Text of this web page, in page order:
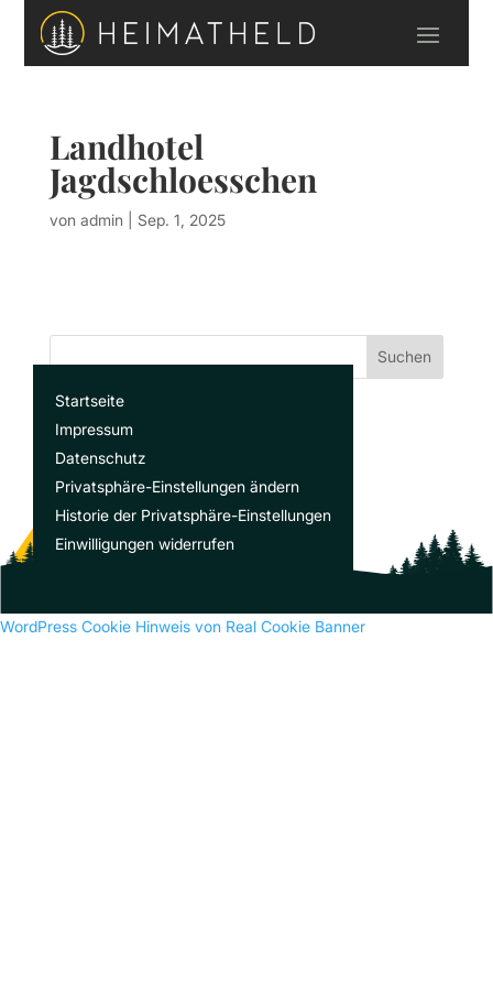
Landhotel
Jagdschloesschen
von admin Sep. 1, 2025
Suchen
Recent Posts
Recent Comments
Es sind keine Kommentare vorhanden.
Startseite
Impressum
Datenschutz
Privatsphäre-Einstellungen ändern
Historie der Privatsphäre-Einstellungen
Einwilligungen widerrufen
WordPress Cookie Hinweis von Real Cookie Banner